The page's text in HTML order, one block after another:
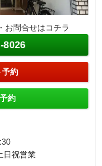
お問合せはコチラ
8026
予約
約
祝営業